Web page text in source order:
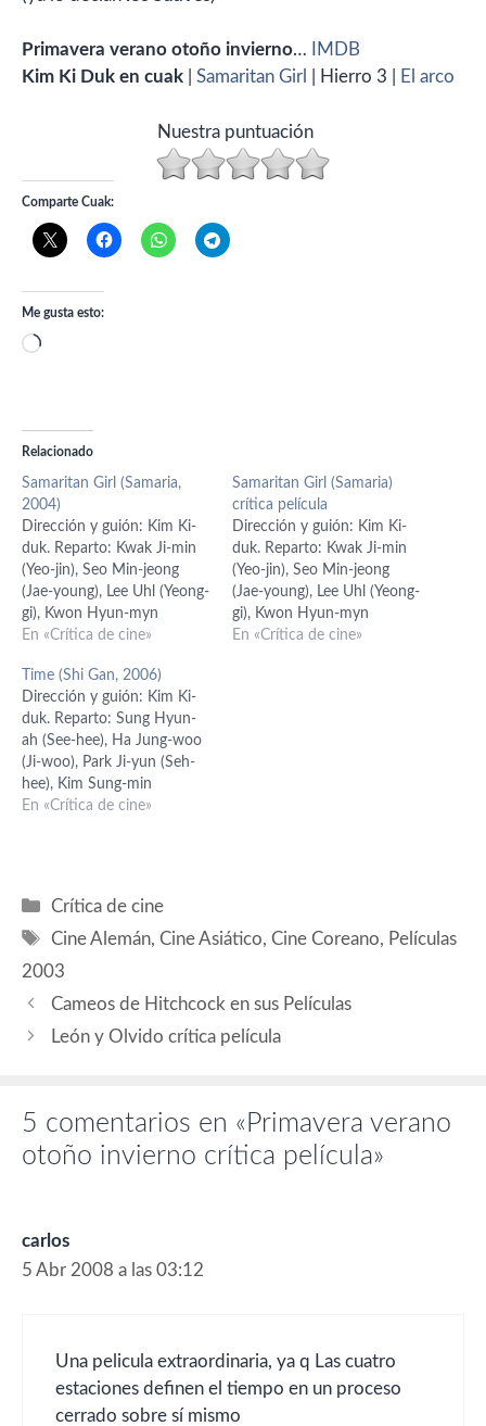
Primavera verano otoño invierno… IMDB
Kim Ki Duk en cuak
Samaritan Girl | Hierro 3 | El arco
Nuestra puntuación
Comparte Cuak:
Me gusta esto:
Cargando...
Relacionado
Samaritan Girl (Samaria,
2004)
Dirección y guión: Kim Ki-
duk. Reparto: Kwak Ji-min
(Yeo-jin), Seo Min-jeong
(Jae-young), Lee Uhl (Yeong-
gi), Kwon Hyun-myn
(Dependiente), Oh Young
(Chico ordenado), Lee Jong-
gil (Chico feliz), Shin Taek-ki
(Suicida), Park Jung-gi
(Víctima asesinato), Kim
Gul-seon (Segundo
dependiente), Jung In-gi (Ki-
su). Corea del Sur, 2004
En «Crítica de cine»
Samaritan Girl (Samaria)
crítica película
Dirección y guión: Kim Ki-
duk. Reparto: Kwak Ji-min
(Yeo-jin), Seo Min-jeong
(Jae-young), Lee Uhl (Yeong-
gi), Kwon Hyun-myn
(Dependiente), Oh Young
En «Crítica de cine»
Time (Shi Gan, 2006)
Dirección y guión: Kim Ki-
duk. Reparto: Sung Hyun-
ah (See-hee), Ha Jung-woo
(Ji-woo), Park Ji-yun (Seh-
hee), Kim Sung-min
(doctor), Kim Ji-hyun (Yeon-
Montaje: Kim Ki-duk.
Dirección artística: Choi
Dah-yeon. Corea del Sur,
Japón 2006 Tengo que…
En «Crítica de cine»
Categorías
Crítica de cine
Etiquetas
Cine Alemán,Cine Asiático,Cine Coreano, Películas
2003
Cameos de Hitchcock en sus Películas
León y Olvido crítica película
5 comentarios en «Primavera verano
otoño invierno crítica película»
carlos
5 Abr 2008 a las 03:12
Una pelicula extraordinaria, ya q Las cuatro
estaciones definen el tiempo en un proceso
cerrado sobre sí mismo